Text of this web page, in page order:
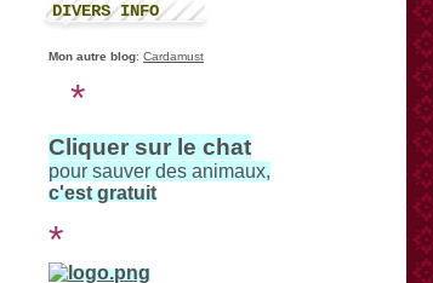
DIVERS INFO
Mon autre blog: Cardamust
*
Cliquer sur le chat
pour sauver des animaux,
c'est gratuit
*